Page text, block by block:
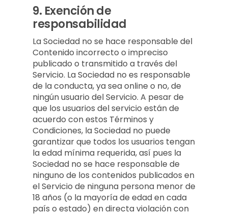
9. Exención de
responsabilidad
La Sociedad no se hace responsable del
Contenido incorrecto o impreciso
publicado o transmitido a través del
Servicio. La Sociedad no es responsable
de la conducta, ya sea online o no, de
ningún usuario del Servicio. A pesar de
que los usuarios del servicio están de
acuerdo con estos Términos y
Condiciones, la Sociedad no puede
garantizar que todos los usuarios tengan
la edad mínima requerida, así pues la
Sociedad no se hace responsable de
ninguno de los contenidos publicados en
el Servicio de ninguna persona menor de
18 años (o la mayoría de edad en cada
país o estado) en directa violación con